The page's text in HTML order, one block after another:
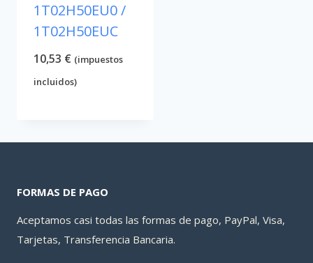
1T02H50EU0 /
1T02H50EUC
10,53 € (impuestos
incluidos)
FORMAS DE PAGO
Aceptamos casi todas las formas de pago, PayPal, Visa,
Tarjetas, Transferencia Bancaria.